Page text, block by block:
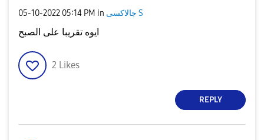
‎05-10-2022 05:14 PM in جالاكسى S
ايوه تقريبا على الصبح
2 Likes
REPLY